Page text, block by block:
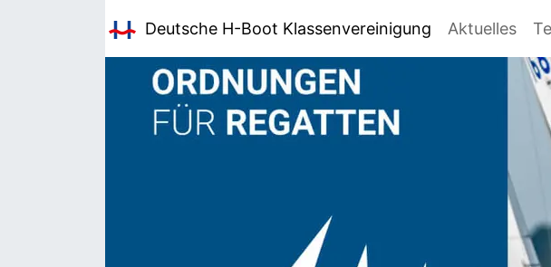
Deutsche H-Boot Klassenvereinigung Aktuelles